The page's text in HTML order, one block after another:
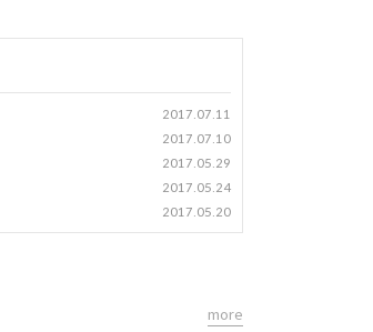
2017.07.11
2017.07.10
2017.05.29
2017.05.24
2017.05.20
more